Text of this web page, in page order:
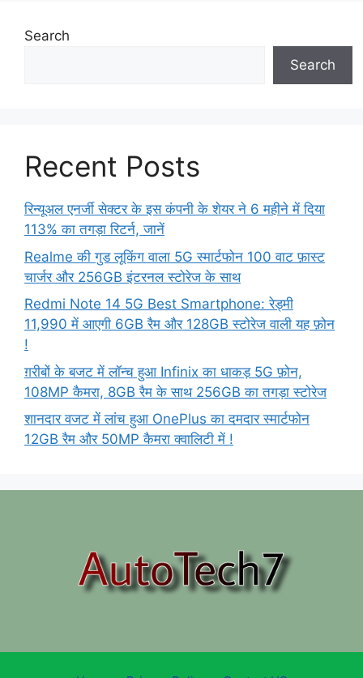
Search
Search
Recent Posts
रिन्यूअल एनर्जी सेक्टर के इस कंपनी के शेयर ने 6 महीने में दिया
113% का तगड़ा रिटर्न, जानें
Realme की गुड लूकिंग वाला 5G स्मार्टफोन 100 वाट फ़ास्ट
चार्जर और 256GB इंटरनल स्टोरेज के साथ
Redmi Note 14 5G Best Smartphone: रेड्मी
11,990 में आएगी 6GB रैम और 128GB स्टोरेज वाली यह फ़ोन
!
ग़रीबों के बजट में लॉन्च हुआ Infinix का धाकड़ 5G फ़ोन,
108MP कैमरा, 8GB रैम के साथ 256GB का तगड़ा स्टोरेज
शानदार वजट में लांच हुआ OnePlus का दमदार स्मार्टफोन
12GB रैम और 50MP कैमरा क्वालिटी में !